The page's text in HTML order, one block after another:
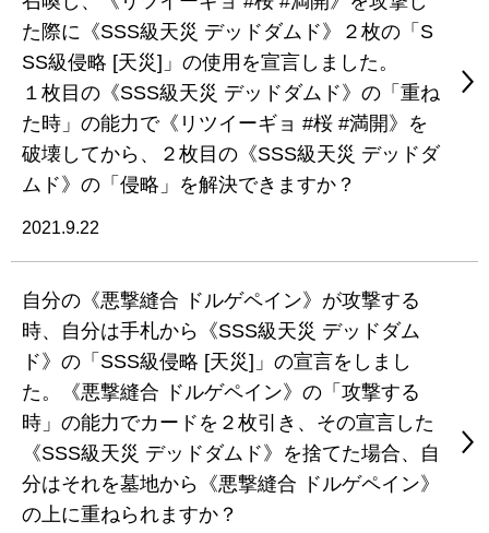
た際に《SSS級天災 デッドダムド》２枚の「S
SS級侵略 [天災]」の使用を宣言しました。
１枚目の《SSS級天災 デッドダムド》の「重ね
た時」の能力で《リツイーギョ #桜 #満開》を
破壊してから、２枚目の《SSS級天災 デッドダ
ムド》の「侵略」を解決できますか？
2021.9.22
自分の《悪撃縫合 ドルゲペイン》が攻撃する
時、自分は手札から《SSS級天災 デッドダム
ド》の「SSS級侵略 [天災]」の宣言をしまし
た。《悪撃縫合 ドルゲペイン》の「攻撃する
時」の能力でカードを２枚引き、その宣言した
《SSS級天災 デッドダムド》を捨てた場合、自
分はそれを墓地から《悪撃縫合 ドルゲペイン》
の上に重ねられますか？